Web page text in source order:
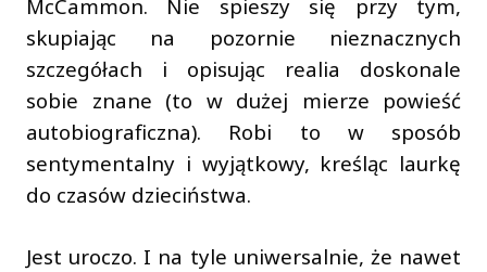
McCammon. Nie spieszy się przy tym,
skupiając na pozornie nieznacznych
szczegółach i opisując realia doskonale
sobie znane (to w dużej mierze powieść
autobiograficzna). Robi to w sposób
sentymentalny i wyjątkowy, kreśląc laurkę
do czasów dzieciństwa.
Jest uroczo. I na tyle uniwersalnie, że nawet